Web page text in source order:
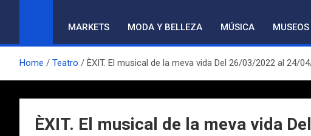
MARKETS MODA Y BELLEZA MÚSICA MUSEOS
Home Teatro ÈXIT. El musical de la meva vida Del 26/03/2022 al 24/
ÈXIT. El musical de la meva vida